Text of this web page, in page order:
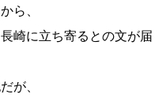
ら、
崎に立ち寄るとの文が届
が、